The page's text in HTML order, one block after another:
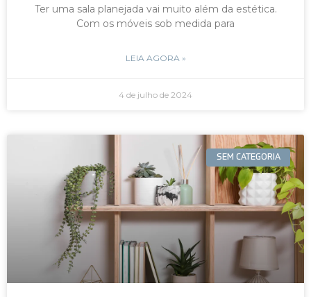
Ter uma sala planejada vai muito além da estética.
Com os móveis sob medida para
LEIA AGORA »
4 de julho de 2024
SEM CATEGORIA